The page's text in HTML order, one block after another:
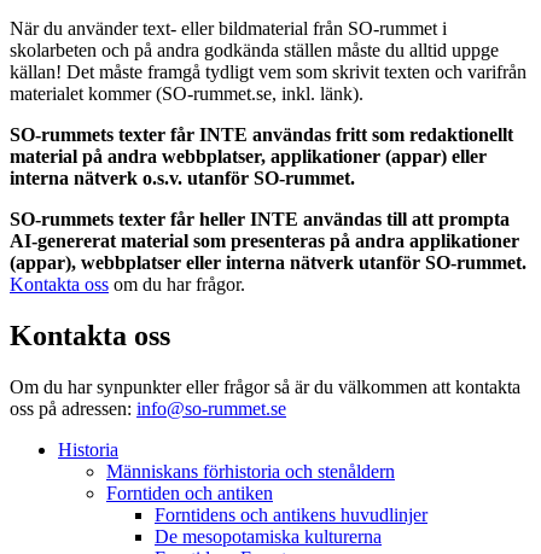
När du använder text- eller bildmaterial från SO-rummet i
skolarbeten och på andra godkända ställen måste du alltid uppge
källan! Det måste framgå tydligt vem som skrivit texten och varifrån
materialet kommer (SO-rummet.se, inkl. länk).
SO-rummets texter får INTE användas fritt som redaktionellt
material på andra webbplatser, applikationer (appar) eller
interna nätverk o.s.v. utanför SO-rummet.
SO-rummets texter får heller INTE användas till att prompta
AI-genererat material som presenteras på andra applikationer
(appar), webbplatser eller interna nätverk utanför SO-rummet.
Kontakta oss om du har frågor.
Kontakta oss
Om du har synpunkter eller frågor så är du välkommen att kontakta
oss på adressen: info@so-rummet.se
Historia
Människans förhistoria och stenåldern
Forntiden och antiken
Forntidens och antikens huvudlinjer
De mesopotamiska kulturerna